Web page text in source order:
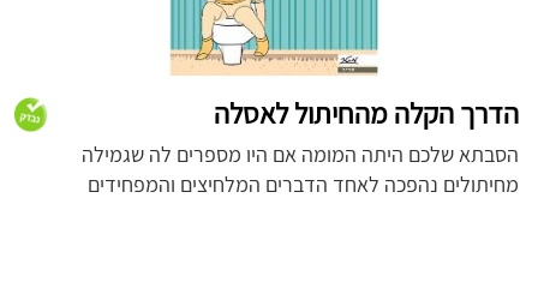
הדרך הקלה מהחיתול לאסלה
הסבתא שלכם היתה המומה אם היו מספרים לה שגמילה
מחיתולים נהפכה לאחד הדברים המלחיצים והמפחידים